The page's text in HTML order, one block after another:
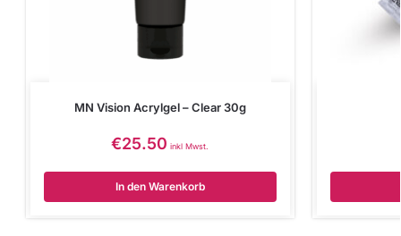
MN Vision Acrylgel – Clear 30g
€25.50 inkl Mwst.
In den Warenkorb